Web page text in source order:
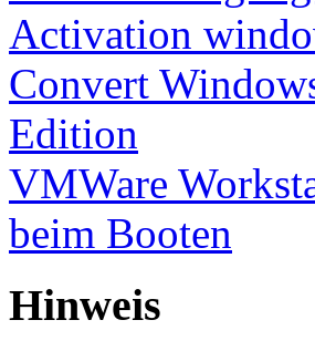
Activation
Convert
Edition
VMWare
beim Booten
Hinweis